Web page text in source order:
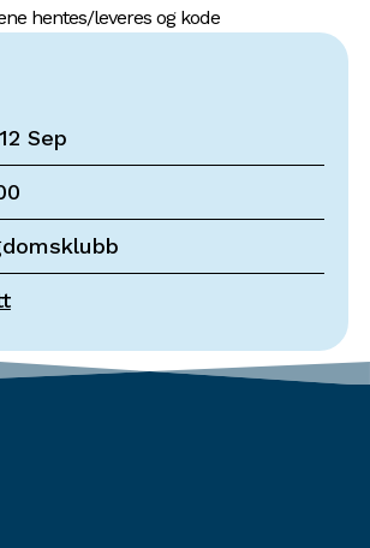
hentes/leveres og kode
Sep